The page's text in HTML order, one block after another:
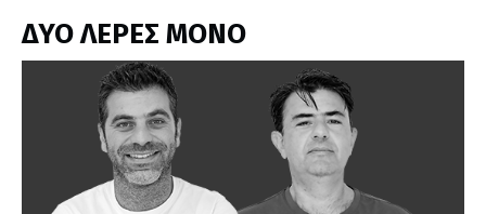
ΔΥΟ ΛΕΡΕΣ ΜΟΝΟ